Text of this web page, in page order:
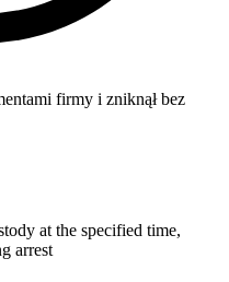
firmy i zniknął bez
at the specified time,
arrest